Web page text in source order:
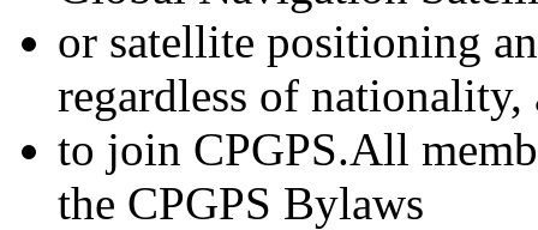
or satellite positioning
regardless of nationality,
to join CPGPS.All
the CPGPS Bylaws